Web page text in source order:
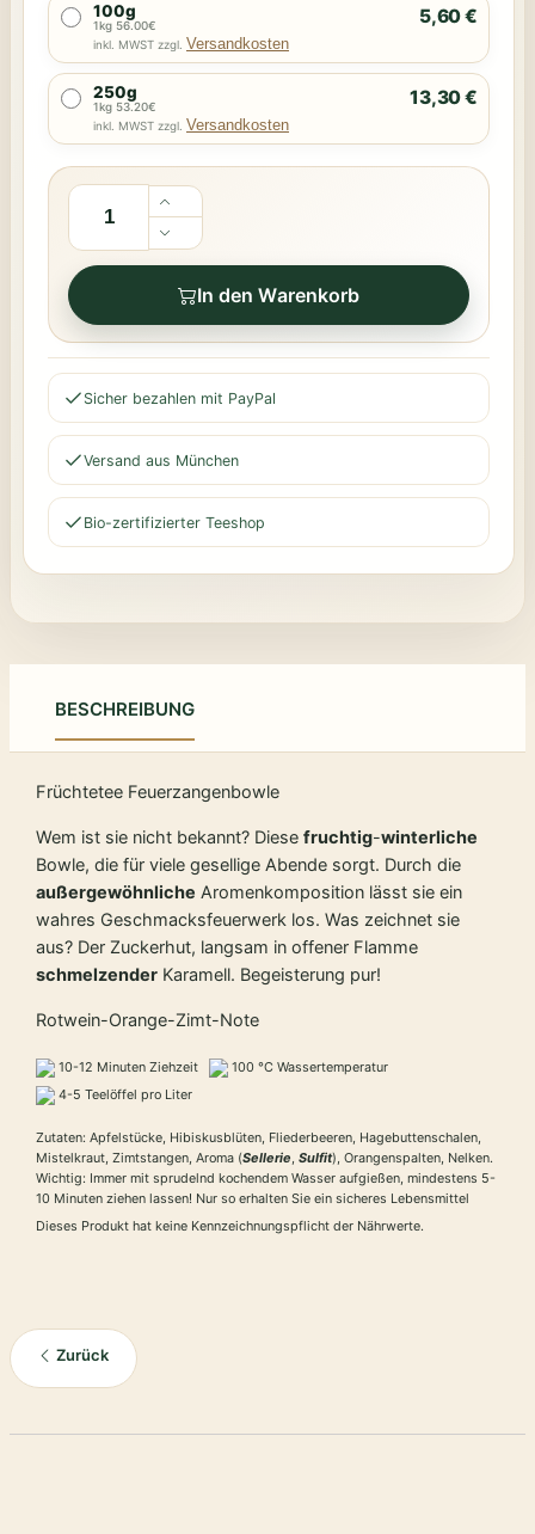
100g
1kg 56.00€ 5,60 €
inkl. MWST zzgl. Versandkosten
250g
1kg 53.20€ 13,30 €
inkl. MWST zzgl. Versandkosten
In den Warenkorb
Sicher bezahlen mit PayPal
Versand aus München
Bio-zertifizierter Teeshop
BESCHREIBUNG
Früchtetee Feuerzangenbowle
Wem ist sie nicht bekannt? Diese fruchtig-winterliche
Bowle, die für viele gesellige Abende sorgt. Durch die
außergewöhnliche Aromenkomposition lässt sie ein
wahres Geschmacksfeuerwerk los. Was zeichnet sie
aus? Der Zuckerhut, langsam in offener Flamme
schmelzender Karamell. Begeisterung pur!
Rotwein-Orange-Zimt-Note
10-12 Minuten Ziehzeit
100 °C Wassertemperatur
4-5 Teelöffel pro Liter
Zutaten: Apfelstücke, Hibiskusblüten, Fliederbeeren, Hagebuttenschalen,
Mistelkraut, Zimtstangen, Aroma (Sellerie, Sulfit), Orangenspalten, Nelken.
Wichtig: Immer mit sprudelnd kochendem Wasser aufgießen, mindestens 5-
10 Minuten ziehen lassen! Nur so erhalten Sie ein sicheres Lebensmittel
Dieses Produkt hat keine Kennzeichnungspflicht der Nährwerte.
Zurück